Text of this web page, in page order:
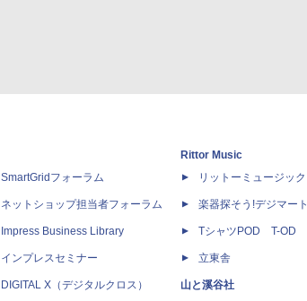
SmartGridフォーラム
ネットショップ担当者フォーラム
Impress Business Library
インプレスセミナー
DIGITAL X（デジタルクロス）
Rittor Music
リットーミュージック
楽器探そう!デジマート
TシャツPOD T-OD
立東舎
山と溪谷社